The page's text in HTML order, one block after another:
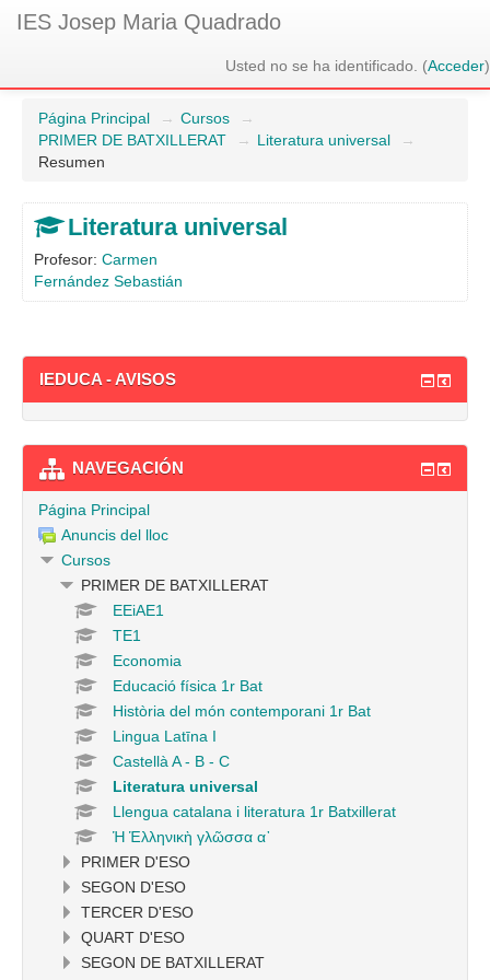
IES Josep Maria Quadrado
Usted no se ha identificado. (Acceder)
Página Principal → Cursos
→
PRIMER DE BATXILLERAT
→ Literatura universal
→
Resumen
Literatura universal
Profesor: Carmen
Fernández Sebastián
IEDUCA - AVISOS
NAVEGACIÓN
Página Principal
Anuncis del lloc
Cursos
PRIMER DE BATXILLERAT
EEiAE1
TE1
Economia
Educació física 1r Bat
Història del món contemporani 1r Bat
Lingua Latīna I
Castellà A - B - C
Literatura universal
Llengua catalana i literatura 1r Batxillerat
Ἡ Ἑλληνικὴ γλῶσσα α᾿
PRIMER D'ESO
SEGON D'ESO
TERCER D'ESO
QUART D'ESO
SEGON DE BATXILLERAT